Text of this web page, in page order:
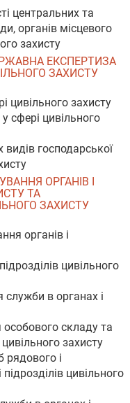
центральних та
органів місцевого
захисту
ЕКСПЕРТИЗА
ЗАХИСТУ
цивільного захисту
сфері цивільного
господарської
ОРГАНІВ І
ТА
ЗАХИСТУ
органів і
цивільного
в органах і
особового складу та
цивільного захисту
рядового і
цивільного